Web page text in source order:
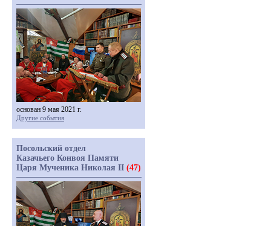
основан 9 мая 2021 г.
Другие события
Посольский отдел
Казачьего Конвоя Памяти
Царя Мученика Николая II (47)